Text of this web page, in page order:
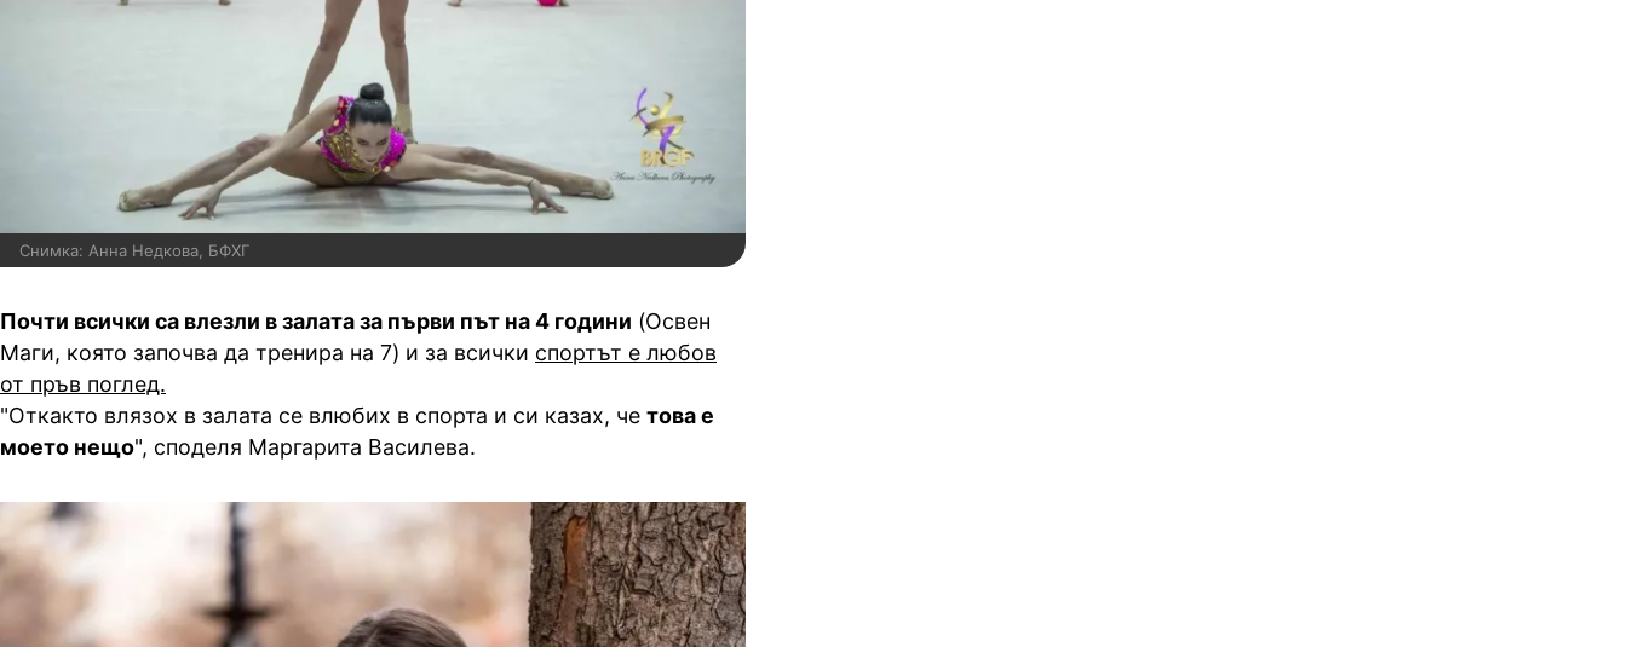
Снимка: Анна Недкова, БФХГ
Почти всички са влезли в залата за първи път на 4 години (Освен
Маги, която започва да тренира на 7) и за всички спортът е любов
от пръв поглед.
"Откакто влязох в залата се влюбих в спорта и си казах, че това е
моето нещо", споделя Маргарита Василева.